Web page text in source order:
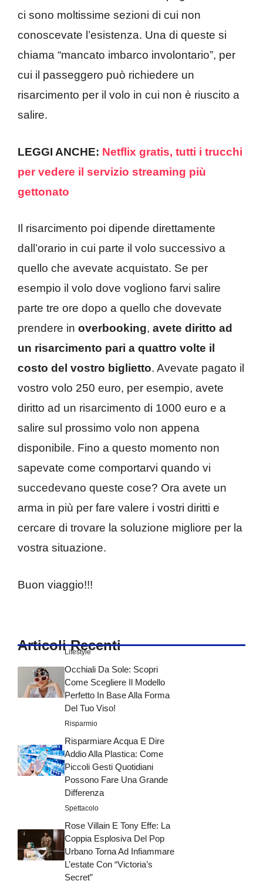
ci sono moltissime sezioni di cui non
conoscevate l’esistenza. Una di queste si
chiama “mancato imbarco involontario”, per
cui il passeggero può richiedere un
risarcimento per il volo in cui non è riuscito a
salire.
LEGGI ANCHE: Netflix gratis, tutti i trucchi
per vedere il servizio streaming più
gettonato
Il risarcimento poi dipende direttamente
dall’orario in cui parte il volo successivo a
quello che avevate acquistato. Se per
esempio il volo dove vogliono farvi salire
parte tre ore dopo a quello che dovevate
prendere in overbooking, avete diritto ad
un risarcimento pari a quattro volte il
costo del vostro biglietto. Avevate pagato il
vostro volo 250 euro, per esempio, avete
diritto ad un risarcimento di 1000 euro e a
salire sul prossimo volo non appena
disponibile. Fino a questo momento non
sapevate come comportarvi quando vi
succedevano queste cose? Ora avete un
arma in più per fare valere i vostri diritti e
cercare di trovare la soluzione migliore per la
vostra situazione.
Buon viaggio!!!
Articoli Recenti
Lifestyle
Occhiali Da Sole: Scopri
Come Scegliere Il Modello
Perfetto In Base Alla Forma
Del Tuo Viso!
Risparmio
Risparmiare Acqua E Dire
Addio Alla Plastica: Come
Piccoli Gesti Quotidiani
Possono Fare Una Grande
Differenza
Spettacolo
Rose Villain E Tony Effe: La
Coppia Esplosiva Del Pop
Urbano Torna Ad Infiammare
L’estate Con “Victoria’s
Secret”